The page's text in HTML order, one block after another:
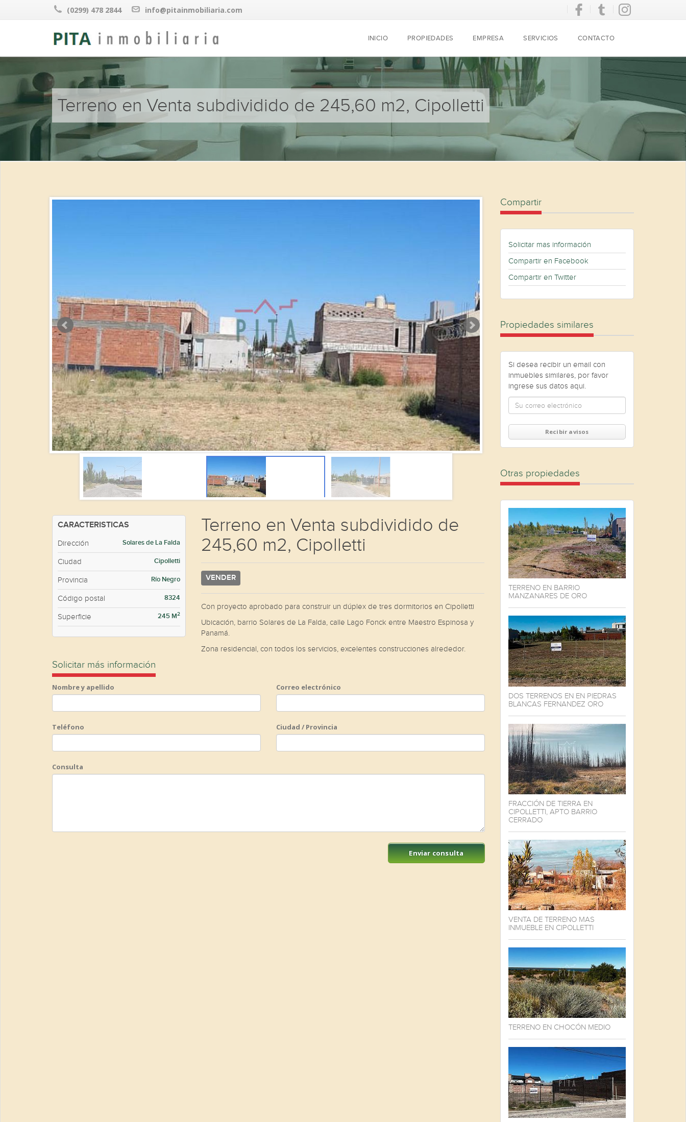
(0299) 478 2844 info@pitainmobiliaria.com
INICIO PROPIEDADES EMPRESA SERVICIOS CONTACTO
Terreno en Venta subdividido de 245,60 m2, Cipolletti
CARACTERISTICAS
Dirección Solares de La Falda
Ciudad Cipolletti
Provincia Río Negro
Código postal 8324
Superficie 245 M2
Terreno en Venta subdividido de
245,60 m2, Cipolletti
VENDER
Con proyecto aprobado para construir un dúplex de tres dormitorios en Cipolletti
Ubicación, barrio Solares de La Falda, calle Lago Fonck entre Maestro Espinosa y
Panamá.
Zona residencial, con todos los servicios, excelentes construcciones alrededor.
Solicitar más información
Nombre y apellido Correo electrónico
Teléfono Ciudad / Provincia
Consulta
Compartir
Solicitar mas información
Compartir en Facebook
Compartir en Twitter
Propiedades similares
Si desea recibir un email con
inmuebles similares, por favor
ingrese sus datos aqui.
Recibir avisos
Otras propiedades
TERRENO EN BARRIO
MANZANARES DE ORO
DOS TERRENOS EN EN PIEDRAS
BLANCAS FERNANDEZ ORO
FRACCIÓN DE TIERRA EN
CIPOLLETTI, APTO BARRIO
CERRADO
VENTA DE TERRENO MAS
INMUEBLE EN CIPOLLETTI
TERRENO EN CHOCÓN MEDIO